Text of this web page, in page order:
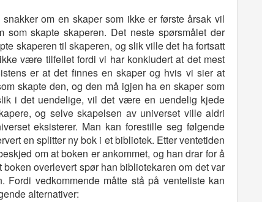
om en skaper som ikke er første årsak vil
som skapte skaperen. Det neste spørsmålet der
skaperen til skaperen, og slik ville det ha fortsatt
være tilfellet fordi vi har konkludert at det mest
er at det finnes en skaper og hvis vi sier at
skapte den, og den må igjen ha en skaper som
i det uendelige, vil det være en uendelig kjede
og selve skapelsen av universet ville aldri
eksisterer. Man kan forestille seg følgende
en splitter ny bok i et bibliotek. Etter ventetiden
om at boken er ankommet, og han drar for å
boken overlevert spør han bibliotekaren om det var
Fordi vedkommende måtte stå på venteliste kan
alternativer: